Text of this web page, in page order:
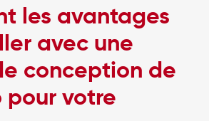
les avantages
avec une
conception de
pour votre